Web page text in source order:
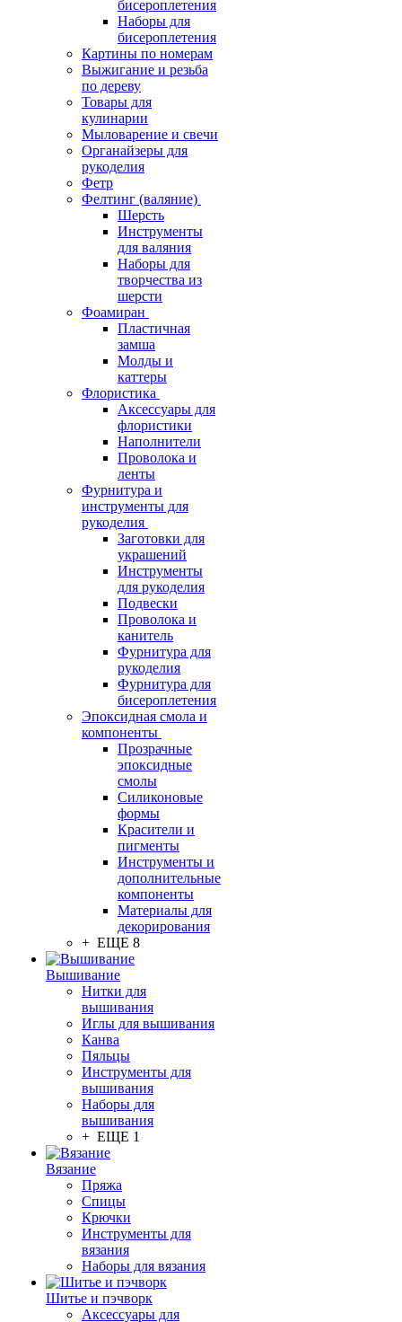
бисероплетения
Наборы для
бисероплетения
Картины по номерам
Выжигание и резьба
по дереву
Товары для
кулинарии
Мыловарение и свечи
Органайзеры для
рукоделия
Фетр
Фелтинг (валяние)
Шерсть
Инструменты
для валяния
Наборы для
творчества из
шерсти
Фоамиран
Пластичная
замша
Молды и
каттеры
Флористика
Аксессуары для
флористики
Наполнители
Проволока и
ленты
Фурнитура и
инструменты для
рукоделия
Заготовки для
украшений
Инструменты
для рукоделия
Подвески
Проволока и
канитель
Фурнитура для
рукоделия
Фурнитура для
бисероплетения
Эпоксидная смола и
компоненты
Прозрачные
эпоксидные
смолы
Силиконовые
формы
Красители и
пигменты
Инструменты и
дополнительные
компоненты
Материалы для
декорирования
+ ЕЩЕ 8
Вышивание
Нитки для
вышивания
Иглы для вышивания
Канва
Пяльцы
Инструменты для
вышивания
Наборы для
вышивания
+ ЕЩЕ 1
Вязание
Пряжа
Спицы
Крючки
Инструменты для
вязания
Наборы для вязания
Шитье и пэчворк
Аксессуары для